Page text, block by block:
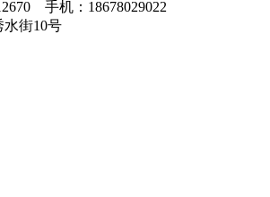
手机：18678029022
街10号